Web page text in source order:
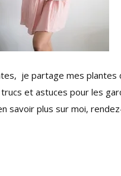
je partage mes plantes
et astuces pour les
savoir plus sur moi,